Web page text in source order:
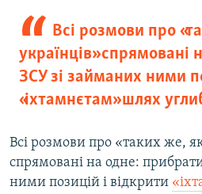
Всі розмови про
українців» спрямовані
ЗСУ зі займаних ними
«іхтамнєтам» шлях
Всі розмови про «таких же,
спрямовані на одне:
ними позицій і відкрити